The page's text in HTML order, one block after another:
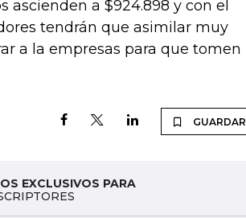
a $924.898 y con el
tendrán que asimilar muy
a la empresas para que tomen
GUARDAR
EXCLUSIVOS PARA